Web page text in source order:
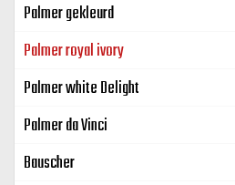
Palmer gekleurd
Palmer royal ivory
Palmer white Delight
Palmer da Vinci
Bauscher